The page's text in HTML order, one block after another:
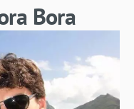
Bora